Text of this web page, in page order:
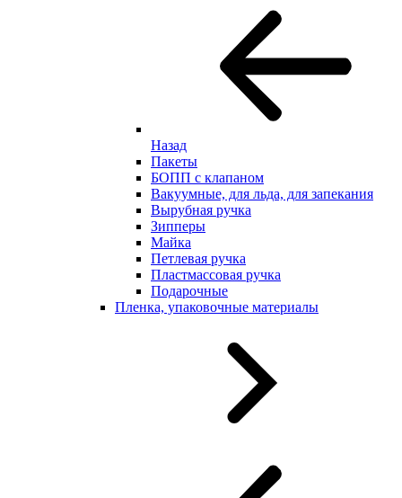
Назад
Пакеты
БОПП с клапаном
Вакуумные, для льда, для запекания
Вырубная ручка
Зипперы
Майка
Петлевая ручка
Пластмассовая ручка
Подарочные
Пленка, упаковочные материалы